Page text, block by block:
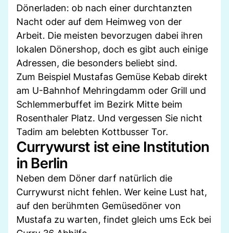
Dönerladen: ob nach einer durchtanzten
Nacht oder auf dem Heimweg von der
Arbeit. Die meisten bevorzugen dabei ihren
lokalen Dönershop, doch es gibt auch einige
Adressen, die besonders beliebt sind.
Zum Beispiel Mustafas Gemüse Kebab direkt
am U-Bahnhof Mehringdamm oder Grill und
Schlemmerbuffet im Bezirk Mitte beim
Rosenthaler Platz. Und vergessen Sie nicht
Tadim am belebten Kottbusser Tor.
Currywurst ist eine Institution
in Berlin
Neben dem Döner darf natürlich die
Currywurst nicht fehlen. Wer keine Lust hat,
auf den berühmten Gemüsedöner von
Mustafa zu warten, findet gleich ums Eck bei